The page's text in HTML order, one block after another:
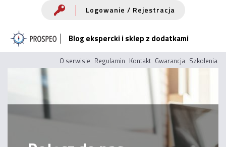
treści
Logowanie / Rejestracja
Blog ekspercki i sklep z dodatkami
O serwisie Regulamin Kontakt Gwarancja Szkolenia